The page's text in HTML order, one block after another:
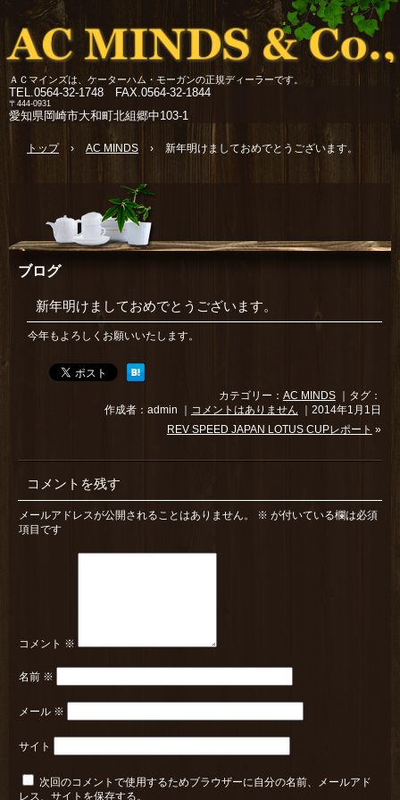
ＡＣマインズは、ケーターハム・モーガンの正規ディーラーです。
TEL.0564-32-1748 FAX.0564-32-1844
〒444-0931
愛知県岡崎市大和町北組郷中103-1
トップ › AC MINDS › 新年明けましておめでとうございます。
ブログ
新年明けましておめでとうございます。
今年もよろしくお願いいたします。
カテゴリー： AC MINDS｜タグ：
作成者：admin ｜ コメントはありません ｜2014年1月1日
REV SPEED JAPAN LOTUS CUPレポート »
コメントを残す
メールアドレスが公開されることはありません。 ※ が付いている欄は必須
項目です
コメント ※
名前 ※
メール ※
サイト
次回のコメントで使用するためブラウザーに自分の名前、メールアド
レス、サイトを保存する。